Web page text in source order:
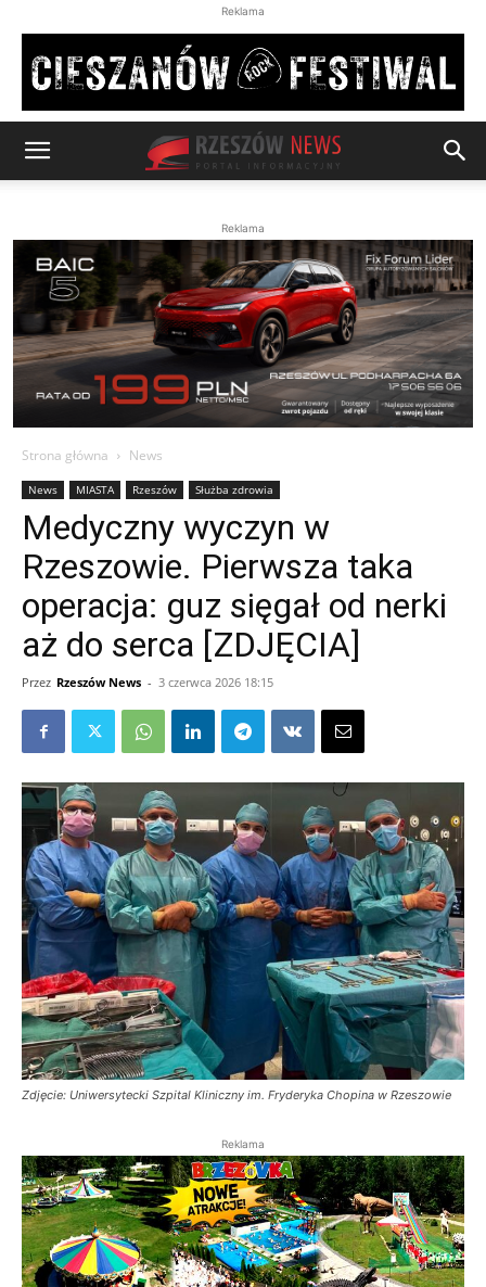
Reklama
Reklama
Strona główna News
News MIASTA Rzeszów Służba zdrowia
Medyczny wyczyn w
Rzeszowie. Pierwsza taka
operacja: guz sięgał od nerki
aż do serca [ZDJĘCIA]
Przez Rzeszów News - 3 czerwca 2026 18:15
Zdjęcie: Uniwersytecki Szpital Kliniczny im. Fryderyka Chopina w Rzeszowie
Reklama